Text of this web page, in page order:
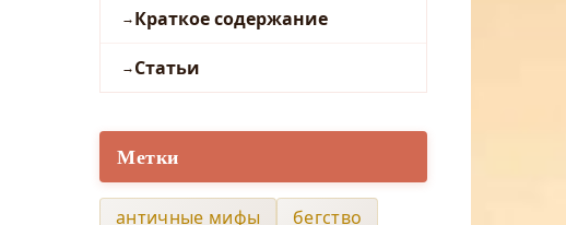
Краткое содержание
Статьи
Метки
античные мифы
бегство